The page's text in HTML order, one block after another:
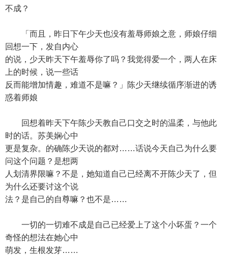
不成？
「而且，昨日下午少天也没有羞辱师娘之意，师娘仔细
回想一下，发自内心
的说，少天昨天下午羞辱你了吗？我觉得爱一个，两人在床
上的时候，说一些话
反而能增加情趣，难道不是嘛？」陈少天继续循序渐进的诱
惑着师娘
回想着昨天下午陈少天教自己口交之时的温柔，与他此
时的话。苏美娴心中
更是复杂。的确陈少天说的都对……话说今天自己为什么要
问这个问题？是想两
人划清界限嘛？不是，她知道自己已经离不开陈少天了，但
为什么还要讨这个说
法？是自己的自尊嘛？也不是……
一切的一切难不成是自己已经爱上了这个小坏蛋？一个
奇怪的想法在她心中
萌发，生根发芽……